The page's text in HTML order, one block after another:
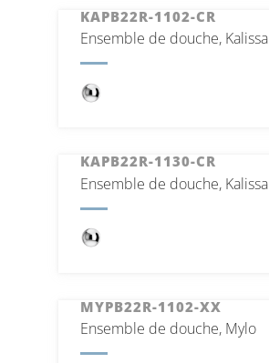
KAPB22R-1102-CR
Ensemble de douche, Kalissa
KAPB22R-1130-CR
Ensemble de douche, Kalissa
MYPB22R-1102-XX
Ensemble de douche, Mylo